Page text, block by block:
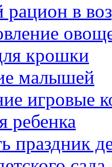
рацион в
крошки
малышей
игровые
ребенка
праздник